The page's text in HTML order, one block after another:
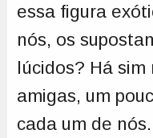
essa figura
nós, os
lúcidos? Há sim
amigas, um
cada um de